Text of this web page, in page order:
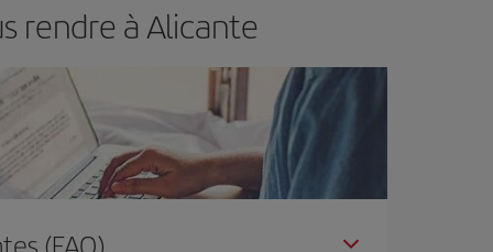
rendre à Alicante
(FAQ)